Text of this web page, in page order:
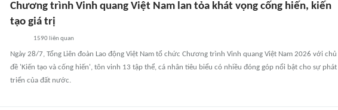
Chương trình Vinh quang Việt Nam lan tỏa khát vọng cống hiến, kiến
tạo giá trị
1590 liên quan
Ngày 28/7, Tổng Liên đoàn Lao động Việt Nam tổ chức Chương trình Vinh quang Việt Nam 2026 với chủ
đề 'Kiến tạo và cống hiến', tôn vinh 13 tập thể, cá nhân tiêu biểu có nhiều đóng góp nổi bật cho sự phát
triển của đất nước.